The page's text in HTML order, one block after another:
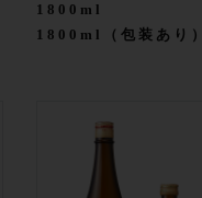
1800ml
1800ml（包装あり）